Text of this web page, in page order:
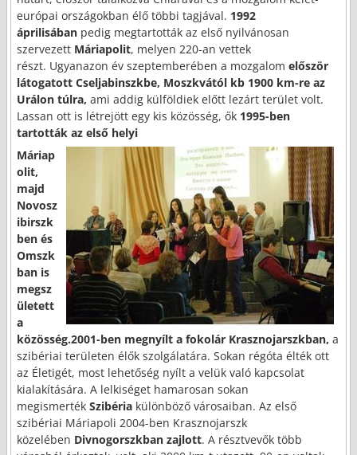
európai országokban élő többi tagjával. 1992
áprilisábanpedig megtartották az első nyilvánosan
szervezett Máriapolit, melyen 220-an vettek
részt. Ugyanazon év szeptemberében a mozgalom először
látogatott Cseljabinszkbe, Moszkvától kb 1900 km-re az
Urálon túlra, ami addig külföldiek előtt lezárt terület volt.
Lassan ott is létrejött egy kis közösség, ők 1995-ben
tartották az első helyi
Máriap
olit,
majd
Novosz
ibirszk
ben és
Omszk
ban is
megsz
ületett
a
közösség.2001-ben megnyílt a fokolár Krasznojarszkban, a
szibériai területen élők szolgálatára. Sokan régóta élték ott
az Életigét, most lehetőség nyílt a velük való kapcsolat
kialakítására. A lelkiséget hamarosan sokan
megismerték Szibériakülönböző városaiban. Az első
szibériai Máriapoli 2004-ben Krasznojarszk
közelében Divnogorszkban zajlott. A résztvevők több